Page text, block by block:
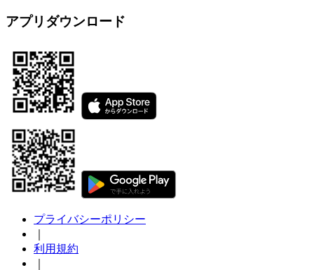
アプリダウンロード
プライバシーポリシー
利用規約